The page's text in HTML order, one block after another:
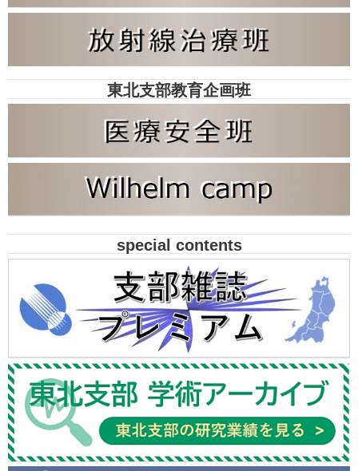
東北支部教育企画班
special contents